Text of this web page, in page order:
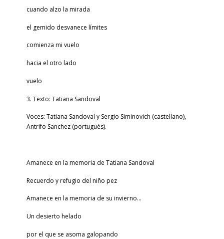
cuando alzo la mirada
el gemido desvanece límites
comienza mi vuelo
hacia el otro lado
vuelo
3. Texto: Tatiana Sandoval
Voces: Tatiana Sandoval y Sergio Siminovich (castellano),
Antrifo Sanchez (portugués).
Amanece en la memoria de Tatiana Sandoval
Recuerdo y refugio del niño pez
Amanece en la memoria de su invierno…
Un desierto helado
por el que se asoma galopando